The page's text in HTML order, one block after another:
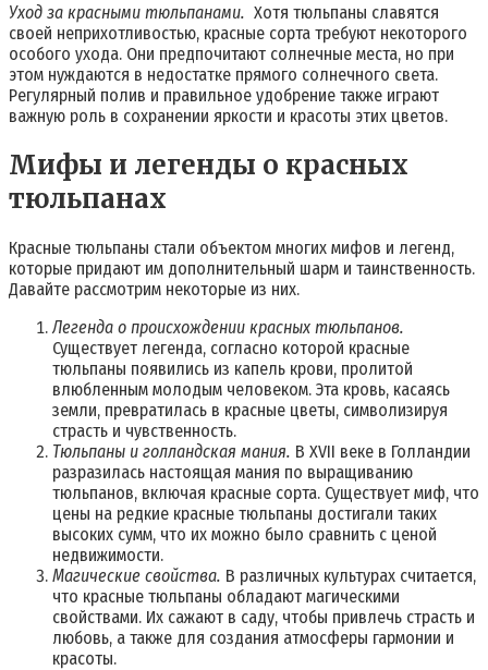
Уход за красными тюльпанами. Хотя тюльпаны славятся
своей неприхотливостью, красные сорта требуют некоторого
особого ухода. Они предпочитают солнечные места, но при
этом нуждаются в недостатке прямого солнечного света.
Регулярный полив и правильное удобрение также играют
важную роль в сохранении яркости и красоты этих цветов.
Мифы и легенды о красных
тюльпанах
Красные тюльпаны стали объектом многих мифов и легенд,
которые придают им дополнительный шарм и таинственность.
Давайте рассмотрим некоторые из них.
Легенда о происхождении красных тюльпанов.
Существует легенда, согласно которой красные
тюльпаны появились из капель крови, пролитой
влюбленным молодым человеком. Эта кровь, касаясь
земли, превратилась в красные цветы, символизируя
страсть и чувственность.
Тюльпаны и голландская мания. В XVII веке в Голландии
разразилась настоящая мания по выращиванию
тюльпанов, включая красные сорта. Существует миф, что
цены на редкие красные тюльпаны достигали таких
высоких сумм, что их можно было сравнить с ценой
недвижимости.
Магические свойства. В различных культурах считается,
что красные тюльпаны обладают магическими
свойствами. Их сажают в саду, чтобы привлечь страсть и
любовь, а также для создания атмосферы гармонии и
красоты.